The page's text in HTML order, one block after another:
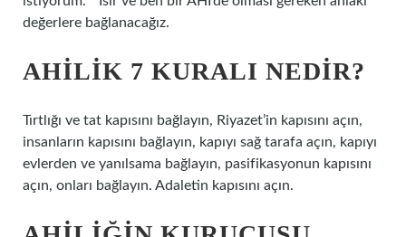
değerlere bağlanacağız.
AHILIK 7 KURALI NEDIR?
Tırtlığı ve tat kapısını bağlayın, Riyazet’in kapısını açın,
insanların kapısını bağlayın, kapıyı sağ tarafa açın, kapıyı
evlerden ve yanılsama bağlayın, pasifikasyonun kapısını
açın, onları bağlayın. Adaletin kapısını açın.